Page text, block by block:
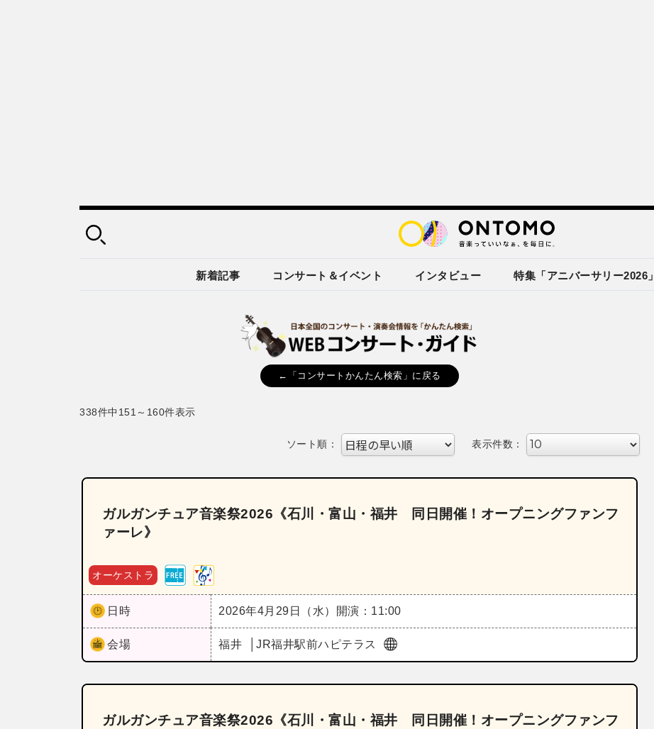
新着記事 コンサート＆イベント インタビュー 特集「アニバーサリー2026」
←「コンサートかんたん検索」に戻る
338件中151～160件表示
ソート順： 表示件数：
ガルガンチュア音楽祭2026《石川・富山・福井 同日開催！オープニングファンフ
ァーレ》
オーケストラ
日時 2026年4月29日（水） 開演：11:00
会場 福井 JR福井駅前ハピテラス
ガルガンチュア音楽祭2026《石川・富山・福井 同日開催！オープニングファンフ